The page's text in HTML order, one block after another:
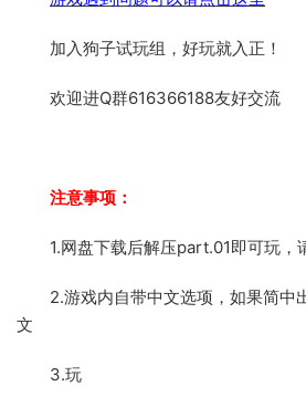
加入狗子试玩组，好玩就入正！
欢迎进Q群616366188友好交流
注意事项：
1.网盘下载后解压part.01即可玩，
2.游戏内自带中文选项，如果简中
文
3.玩